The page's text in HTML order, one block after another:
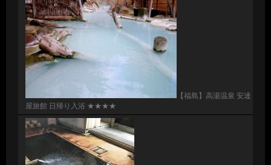
【福島】高湯温泉 安達
屋旅館 日帰り入浴 ★★★★